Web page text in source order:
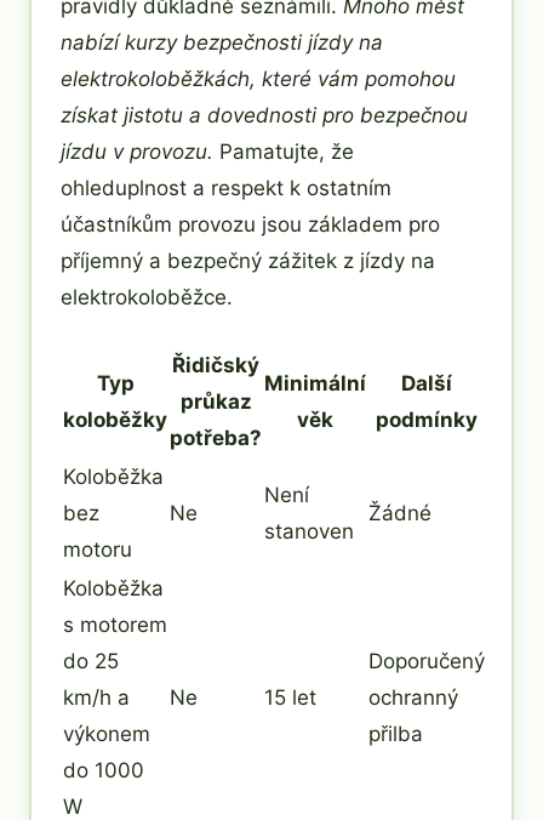
pravidly důkladně seznámili. Mnoho měst
nabízí kurzy bezpečnosti jízdy na
elektrokoloběžkách, které vám pomohou
získat jistotu a dovednosti pro bezpečnou
jízdu v provozu. Pamatujte, že
ohleduplnost a respekt k ostatním
účastníkům provozu jsou základem pro
příjemný a bezpečný zážitek z jízdy na
elektrokoloběžce.
Typ
koloběžky
Řidičský
průkaz
potřeba?
Minimální
věk
Další
podmínky
Koloběžka
bez
motoru
Ne
Není
stanoven
Žádné
Koloběžka
s motorem
do 25
km/h a
výkonem
do 1000
W
Ne 15 let
Doporučený
ochranný
přilba